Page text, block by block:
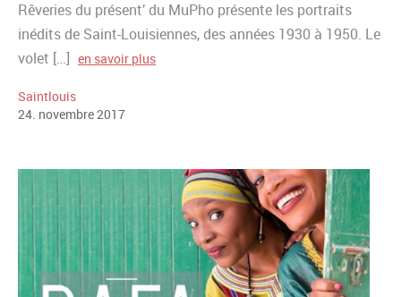
Rêveries du présent’ du MuPho présente les portraits
inédits de Saint-Louisiennes, des années 1930 à 1950. Le
volet […] en savoir plus
Saintlouis
24 novembre2017